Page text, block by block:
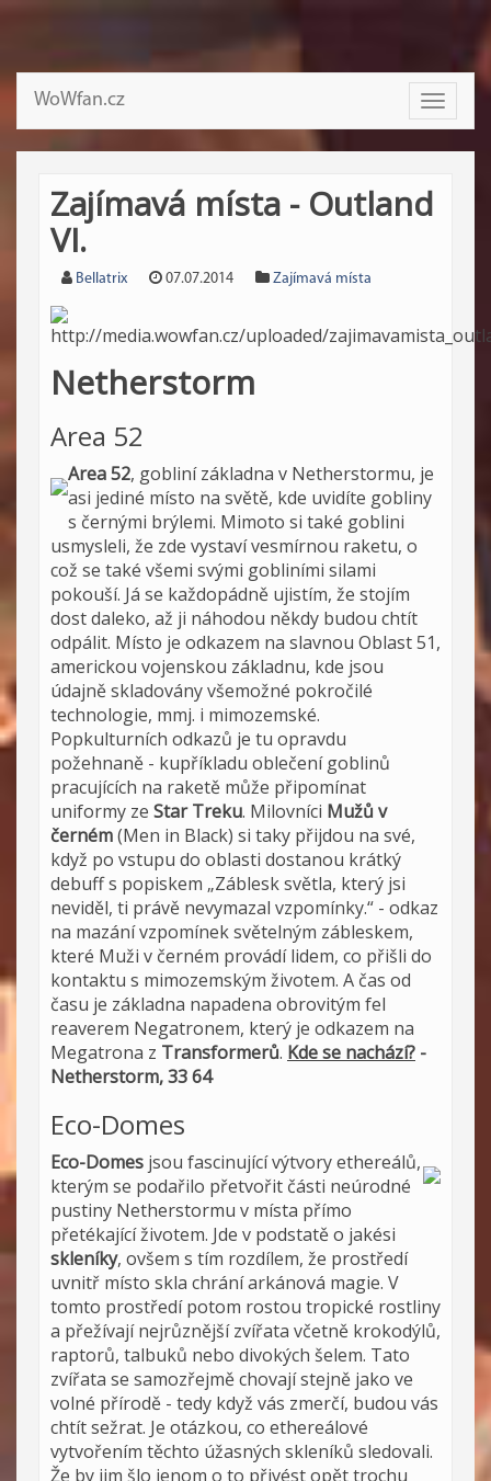
Toggle
WoWfan.cz
Zajímavá místa - Outland
VI.
Bellatrix 07.07.2014 Zajímavá místa
Netherstorm
Area 52
Area 52, gobliní základna v Netherstormu, je
asi jediné místo na světě, kde uvidíte gobliny
s černými brýlemi. Mimoto si také goblini
usmysleli, že zde vystaví vesmírnou raketu, o
což se také všemi svými gobliními silami
pokouší. Já se každopádně ujistím, že stojím
dost daleko, až ji náhodou někdy budou chtít
odpálit. Místo je odkazem na slavnou Oblast 51,
americkou vojenskou základnu, kde jsou
údajně skladovány všemožné pokročilé
technologie, mmj. i mimozemské.
Popkulturních odkazů je tu opravdu
požehnaně - kupříkladu oblečení goblinů
pracujících na raketě může připomínat
uniformy ze Star Treku. Milovníci Mužů v
černém(Men in Black) si taky přijdou na své,
když po vstupu do oblasti dostanou krátký
debuff s popiskem „Záblesk světla, který jsi
neviděl, ti právě nevymazal vzpomínky.“ - odkaz
na mazání vzpomínek světelným zábleskem,
které Muži v černém provádí lidem, co přišli do
kontaktu s mimozemským životem. A čas od
času je základna napadena obrovitým fel
reaverem Negatronem, který je odkazem na
Megatrona z Transformerů. Kde se nachází? -
Netherstorm, 33 64
Eco-Domes
Eco-Domes jsou fascinující výtvory ethereálů,
kterým se podařilo přetvořit části neúrodné
pustiny Netherstormu v místa přímo
přetékající životem. Jde v podstatě o jakési
skleníky, ovšem s tím rozdílem, že prostředí
uvnitř místo skla chrání arkánová magie. V
tomto prostředí potom rostou tropické rostliny
a přežívají nejrůznější zvířata včetně krokodýlů,
raptorů, talbuků nebo divokých šelem. Tato
zvířata se samozřejmě chovají stejně jako ve
volné přírodě - tedy když vás zmerčí, budou vás
chtít sežrat. Je otázkou, co ethereálové
vytvořením těchto úžasných skleníků sledovali.
Že by jim šlo jenom o to přivést opět trochu